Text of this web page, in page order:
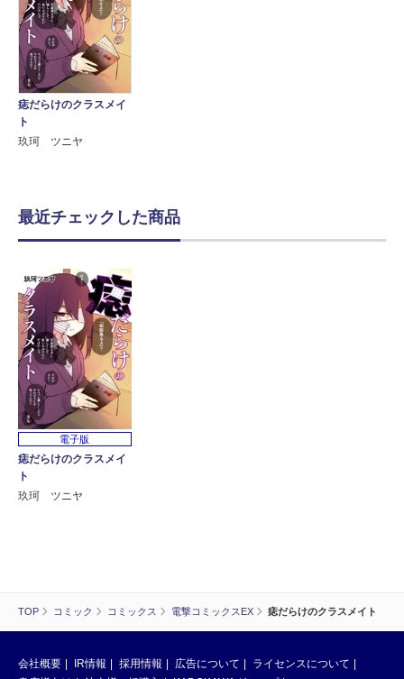
TOP コミック コミックス 電撃コミックスEX 痣だらけのクラスメイト
痣だらけのクラスメイ
ト
玖珂 ツニヤ
最近チェックした商品
電子版
痣だらけのクラスメイ
ト
玖珂 ツニヤ
会社概要 IR情報 採用情報 広告について
ライセンスについて